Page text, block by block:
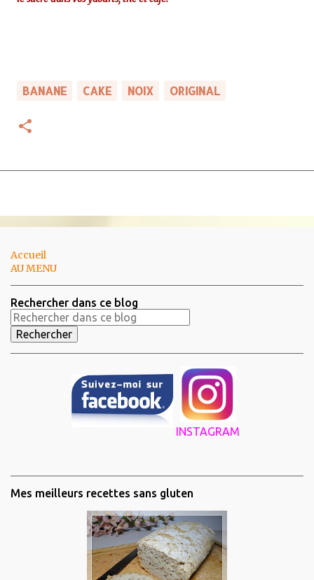
BANANE CAKE NOIX ORIGINAL
Accueil
AU MENU
Rechercher dans ce blog
INSTAGRAM
Mes meilleurs recettes sans gluten